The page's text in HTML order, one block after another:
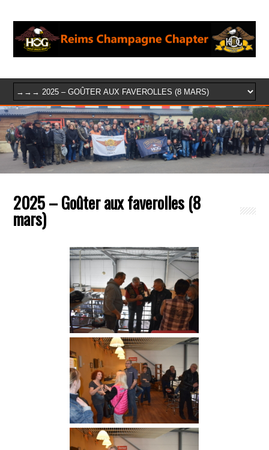
2025 – Goûter aux faverolles (8
mars)